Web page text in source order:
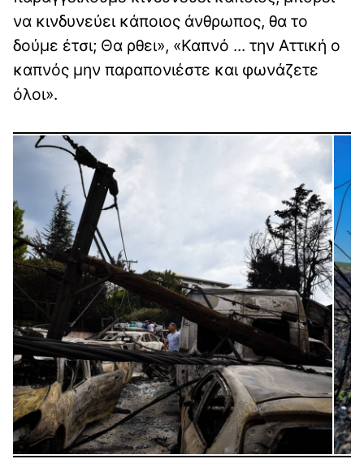
να κινδυνεύει κάποιος άνθρωπος, θα το
δούμε έτσι; Θα ρθει», «Καπνό ... την Αττική ο
καπνός μην παραπονιέστε και φωνάζετε
όλοι».